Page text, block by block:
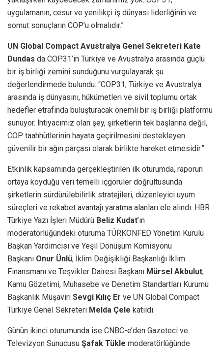
uygulamanın, cesur ve yenilikçi iş dünyası liderliğinin ve
somut sonuçların COP’u olmalıdır.”
UN Global Compact Avustralya Genel Sekreteri Kate
Dundas da COP31’in Türkiye ve Avustralya arasında güçlü
bir iş birliği zemini sunduğunu vurgulayarak şu
değerlendirmede bulundu: “COP31; Türkiye ve Avustralya
arasında iş dünyasını, hükümetleri ve sivil toplumu ortak
hedefler etrafında buluşturacak önemli bir iş birliği platformu
sunuyor. İhtiyacımız olan şey, şirketlerin tek başlarına değil,
COP taahhütlerinin hayata geçirilmesini destekleyen
güvenilir bir ağın parçası olarak birlikte hareket etmesidir.”
Etkinlik kapsamında gerçekleştirilen ilk oturumda, raporun
ortaya koyduğu veri temelli içgörüler doğrultusunda
şirketlerin sürdürülebilirlik stratejileri, düzenleyici uyum
süreçleri ve rekabet avantajı yaratma alanları ele alındı. HBR
Türkiye Yazı İşleri Müdürü Beliz Kudat’ın
moderatörlüğündeki oturuma TÜRKONFED Yönetim Kurulu
Başkan Yardımcısı ve Yeşil Dönüşüm Komisyonu
Başkanı Onur Ünlü, İklim Değişikliği Başkanlığı İklim
Finansmanı ve Teşvikler Dairesi Başkanı Mürsel Akbulut,
Kamu Gözetimi, Muhasebe ve Denetim Standartları Kurumu
Başkanlık Müşaviri Sevgi Kılıç Er ve UN Global Compact
Türkiye Genel Sekreteri Melda Çele katıldı.
Günün ikinci oturumunda ise CNBC-e’den Gazeteci ve
Televizyon Sunucusu Şafak Tükle moderatörlüğünde